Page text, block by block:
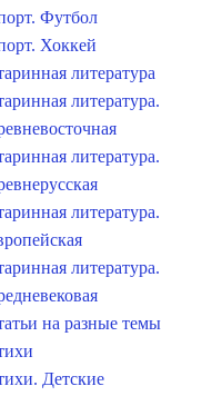
Футбол
Хоккей
литература
литература.
литература.
литература.
литература.
на разные темы
Детские